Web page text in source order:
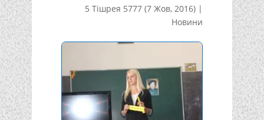
5 Тішрея 5777 (7 Жов, 2016) |
Новини